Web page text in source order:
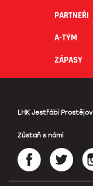
PARTNEŘI
A-TÝM
ZÁPASY
LHK Jestřábi Prostějov
Zůstaň s námi